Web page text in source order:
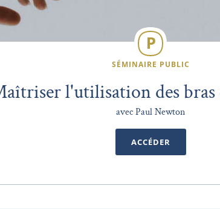
SÉMINAIRE PUBLIC
l'utilisation des bras
avec Paul Newton
ACCÉDER